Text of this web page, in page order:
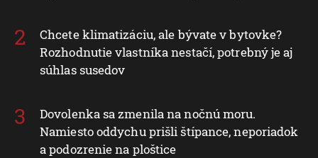
Chcete klimatizáciu, ale bývate v bytovke?
Rozhodnutie vlastníka nestačí, potrebný je aj
súhlas susedov
Dovolenka sa zmenila na nočnú moru.
Namiesto oddychu prišli štípance, neporiadok
a podozrenie na ploštice